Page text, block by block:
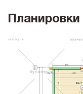
Планировки